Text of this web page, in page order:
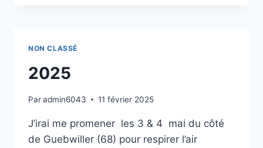
NON CLASSÉ
2025
Paradmin6043 11 février 2025
J’irai me promener les 3 & 4 mai du côté
de Guebwiller (68) pour respirer l’air